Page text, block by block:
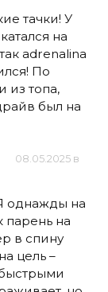
тачки! У
на
adrenalina
По
из топа,
был на
08.05.2025 в
однажды на
парень на
в спину
цель –
быстрыми